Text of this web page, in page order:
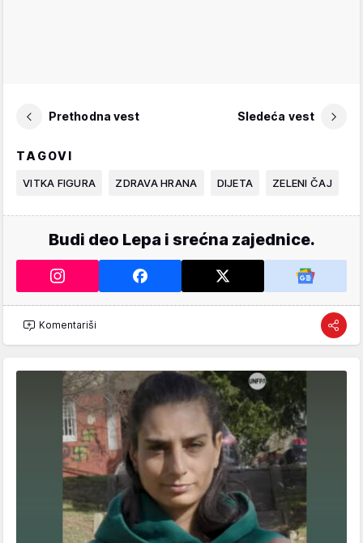
Prethodna vest Sledeća vest
TAGOVI
VITKA FIGURA ZDRAVA HRANA DIJETA ZELENI ČAJ
Budi deo Lepa i srećna zajednice.
Komentariši